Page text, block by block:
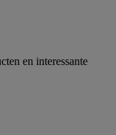
en interessante